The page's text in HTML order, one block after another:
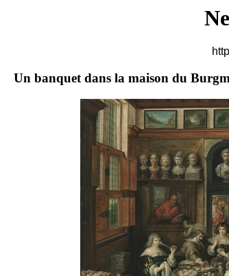
Un banquet dans la maison du